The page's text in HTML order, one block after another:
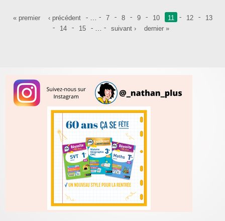
Pages
« premier ‹ précédent 7 8 9 10 11 12
13
14
15 suivant › dernier »